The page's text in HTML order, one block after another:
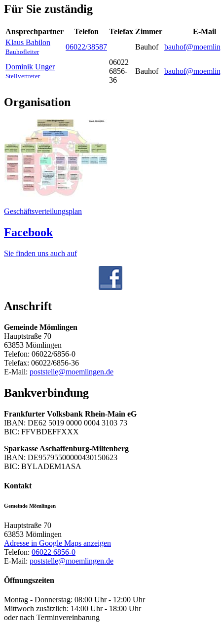
Für Sie zuständig
Ansprechpartner Telefon Telefax Zimmer
E-Mail
Klaus Babilon
Bauhofleiter
06022/38587 Bauhof
Dominik Unger
Stellvertreter
06022
6856-
36
Bauhof
Organisation
Geschäftsverteilungsplan
Facebook
Sie finden uns auch auf
Anschrift
Gemeinde Mömlingen
Hauptstraße 70
63853 Mömlingen
Telefon: 06022/6856-0
Telefax: 06022/6856-36
E-Mail: poststelle@moemlingen.de
Bankverbindung
Frankfurter Volksbank Rhein-Main eG
IBAN: DE62 5019 0000 0004 3103 73
BIC: FFVBDEFFXXX
Sparkasse Aschaffenburg-Miltenberg
IBAN: DE95795500000430150623
BIC: BYLADEM1ASA
Kontakt
Gemeinde Mömlingen
Hauptstraße 70
63853 Mömlingen
Adresse in Google Maps anzeigen
Telefon: 06022 6856-0
E-Mail: poststelle@moemlingen.de
Öffnungszeiten
Montag - Donnerstag: 08:00 Uhr - 12:00 Uhr
Mittwoch zusätzlich: 14:00 Uhr - 18:00 Uhr
oder nach Terminvereinbarung